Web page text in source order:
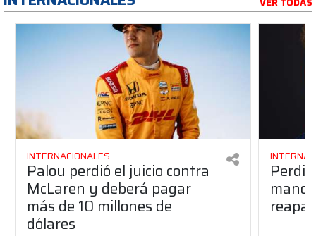
INTERNACIONALES
Palou perdió el juicio contra
McLaren y deberá pagar
más de 10 millones de
dólares